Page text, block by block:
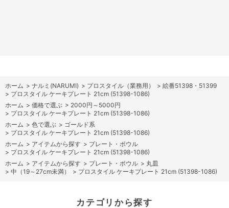
ホーム > ナルミ(NARUMI) > プロスタイル（業務用） > 絵番51398・51399
> プロスタイル ケーキプレート 21cm (51398-1086)
ホーム > 価格で選ぶ > 2000円～5000円
> プロスタイル ケーキプレート 21cm (51398-1086)
ホーム > 色で選ぶ > ゴールド系
> プロスタイル ケーキプレート 21cm (51398-1086)
ホーム > アイテムから探す > プレート・ボウル
> プロスタイル ケーキプレート 21cm (51398-1086)
ホーム > アイテムから探す > プレート・ボウル > 丸皿
> 中（19～27cm未満） > プロスタイル ケーキプレート 21cm (51398-1086)
カテゴリから探す